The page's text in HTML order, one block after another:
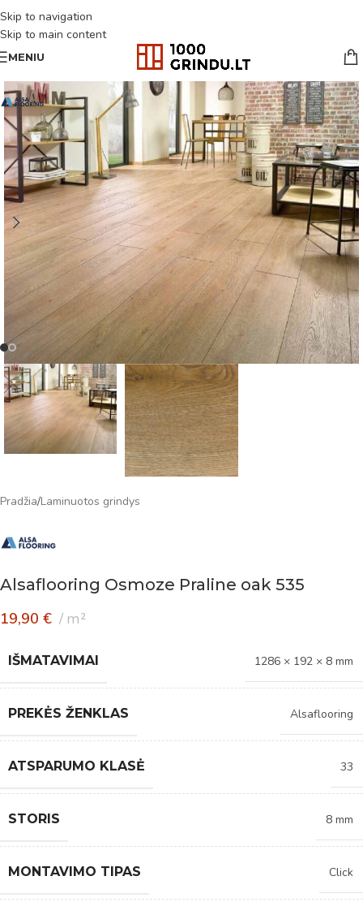
Skip to navigation
Skip to main content
MENIU
Pradžia/Laminuotos grindys
Alsaflooring Osmoze Praline oak 535
19,90 € m²
IŠMATAVIMAI 1286 × 192 × 8 mm
PREKĖS ŽENKLAS Alsaflooring
ATSPARUMO KLASĖ 33
STORIS 8 mm
MONTAVIMO TIPAS Click